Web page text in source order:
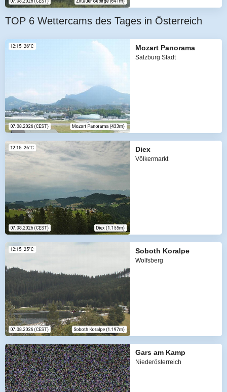
TOP 6 Wettercams des Tages in Österreich
Mozart Panorama
Salzburg Stadt
Diex
Völkermarkt
Soboth Koralpe
Wolfsberg
Gars am Kamp
Niederösterreich